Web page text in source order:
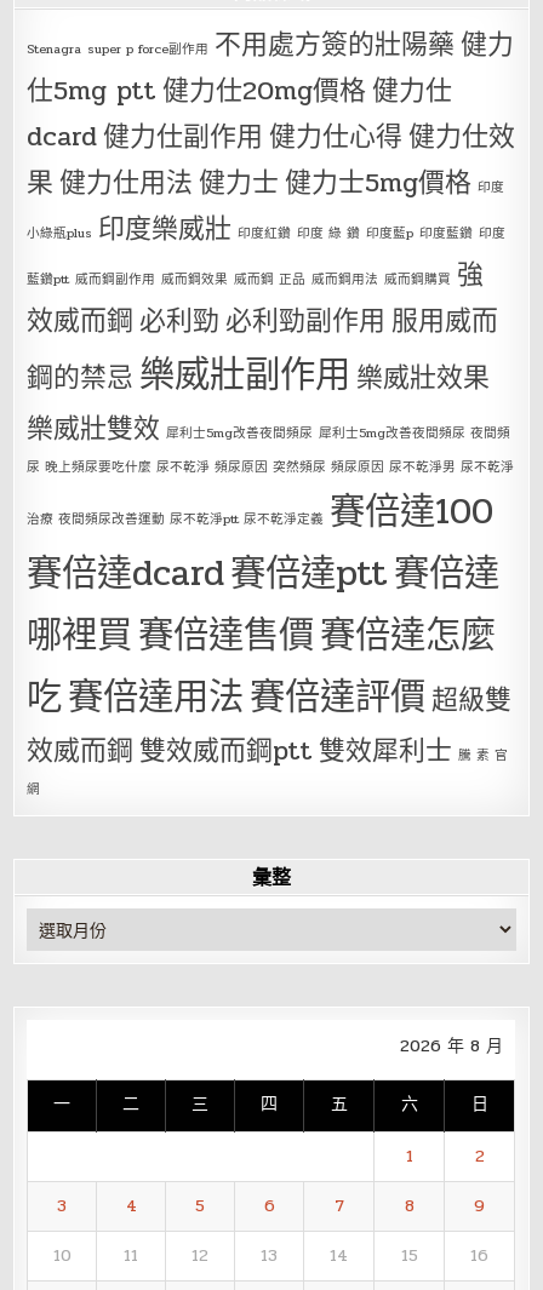
Stenagra super p force副作用 不用處方簽的壯陽藥健力
仕5mg ptt健力仕20mg價格健力仕
dcard健力仕副作用 健力仕心得健力仕效
果健力仕用法健力士健力士5mg價格 印度
小綠瓶plus 印度樂威壯 印度紅鑽 印度 綠 鑽 印度藍p 印度藍鑽 印度
藍鑽ptt 威而鋼副作用 威而鋼效果 威而鋼 正品 威而鋼用法 威而鋼購買 強
效威而鋼 必利勁 必利勁副作用 服用威而
鋼的禁忌 樂威壯副作用 樂威壯效果
樂威壯雙效 犀利士5mg改善夜間頻尿 犀利士5mg改善夜間頻尿 夜間頻
尿 晚上頻尿要吃什麼 尿不乾淨 頻尿原因 突然頻尿 頻尿原因 尿不乾淨男 尿不乾淨
治療 夜間頻尿改善運動 尿不乾淨ptt 尿不乾淨定義 賽倍達100
賽倍達dcard賽倍達ptt賽倍達
哪裡買賽倍達售價賽倍達怎麼
吃賽倍達用法賽倍達評價超級雙
效威而鋼 雙效威而鋼ptt 雙效犀利士 騰 素 官
網
彙整
彙
整
2026 年 8 月
一 二 三 四 五 六 日
1
2
3
4 5 6 7 8
9
10
11 12 13 14 15
16